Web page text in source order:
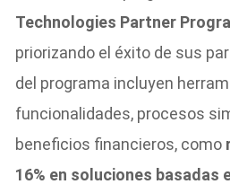
Technologies Partner
priorizando el éxito de sus
del programa incluyen
funcionalidades, procesos
beneficios financieros, como
16% en soluciones basadas